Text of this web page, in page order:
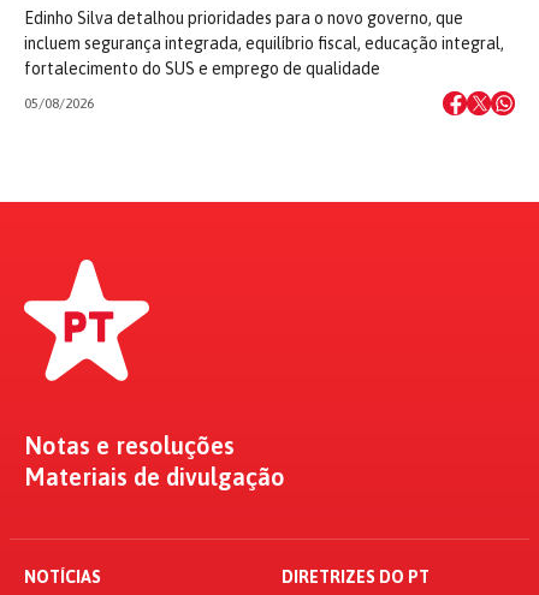
Edinho Silva detalhou prioridades para o novo governo, que
incluem segurança integrada, equilíbrio fiscal, educação integral,
fortalecimento do SUS e emprego de qualidade
05/08/2026
Notas e resoluções
Materiais de divulgação
NOTÍCIAS DIRETRIZES DO PT